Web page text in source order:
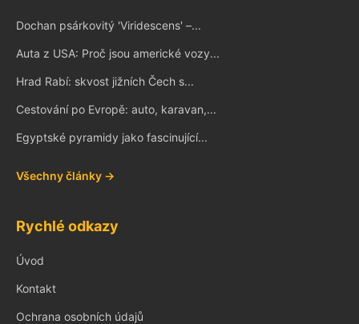
Dochan psárkovitý 'Viridescens' –...
Auta z USA: Proč jsou americké vozy...
Hrad Rabí: skvost jižních Čech s...
Cestování po Evropě: auto, karavan,...
Egyptské pyramidy jako fascinující...
Všechny články →
Rychlé odkazy
Úvod
Kontakt
Ochrana osobních údajů